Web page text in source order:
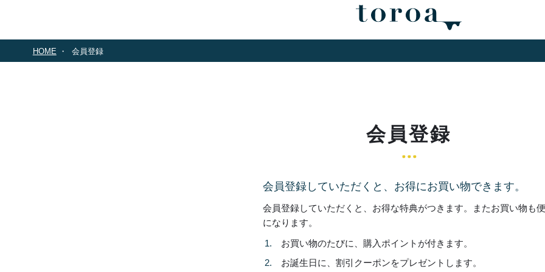
HOME 会員登録
会員登録
会員登録していただくと、お得にお買い物できます。
会員登録していただくと、お得な特典がつきます。またお買い物も
になります。
お買い物のたびに、購入ポイントが付きます。
お誕生日に、割引クーポンをプレゼントします。